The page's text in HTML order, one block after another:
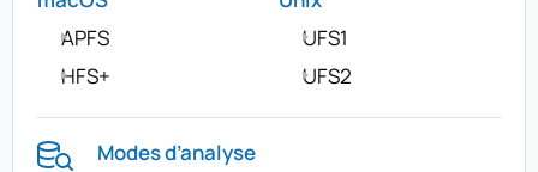
APFS
HFS+
UFS1
UFS2
Modes d’analyse